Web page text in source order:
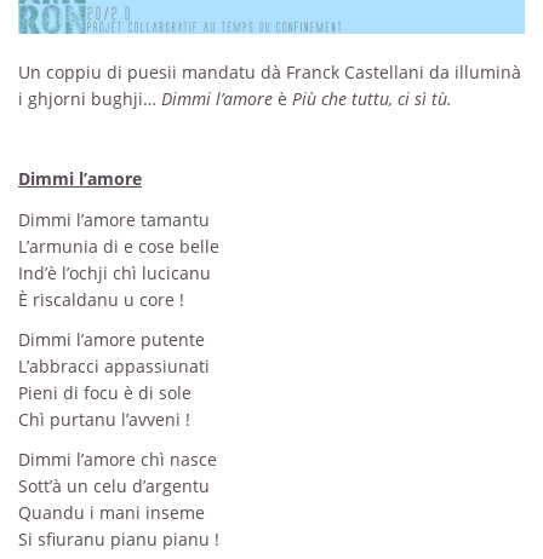
Un coppiu di puesii mandatu dà Franck Castellani da illuminà
i ghjorni bughji… Dimmi l’amore è Più che tuttu, ci sì tù.
Dimmi l’amore
Dimmi l’amore tamantu
L’armunia di e cose belle
Ind’è l’ochji chì lucicanu
È riscaldanu u core !
Dimmi l’amore putente
L’abbracci appassiunati
Pieni di focu è di sole
Chì purtanu l’avveni !
Dimmi l’amore chì nasce
Sott’à un celu d’argentu
Quandu i mani inseme
Si sfiuranu pianu pianu !